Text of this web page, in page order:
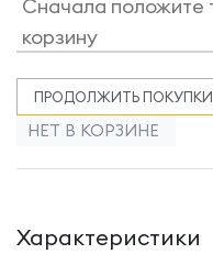
ПРОДОЛЖИТЬ ПОКУПКИ
НЕТ В КОРЗИНЕ
Характеристики